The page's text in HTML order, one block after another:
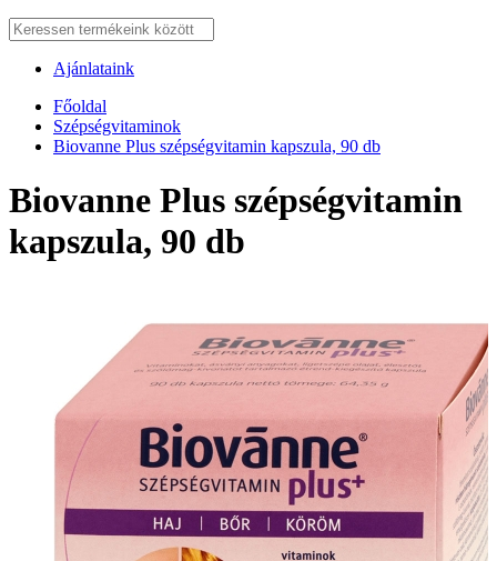
Ajánlataink
Főoldal
Szépségvitaminok
Biovanne Plus szépségvitamin kapszula, 90 db
Biovanne Plus szépségvitamin
kapszula, 90 db